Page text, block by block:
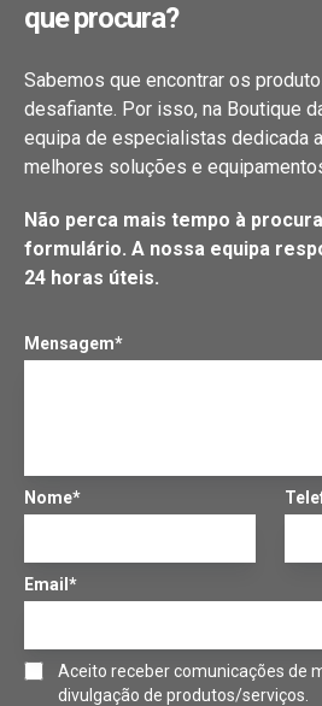
que procura?
Sabemos que encontrar os
desafiante. Por isso, na Boutique
equipa de especialistas dedicada
melhores soluções e
Não perca mais tempo à
formulário. A nossa equipa
24 horas úteis.
Mensagem*
Nome*
Email*
Aceito receber comunicações de
divulgação de produtos/serviços.